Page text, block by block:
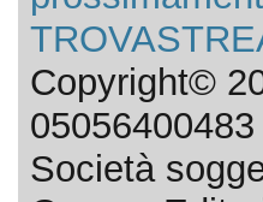
Copyright©
Società